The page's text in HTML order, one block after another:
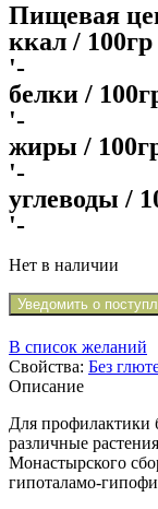
Пищевая
ккал / 100гр
'-
белки /
'-
жиры /
'-
углеводы /
'-
Нет в наличии
Уведомить о
В список желаний
Свойства: Без
Описание
Для профилактики
различные
Монастырского
гипоталамо-